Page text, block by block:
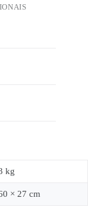
kg
× 27 cm